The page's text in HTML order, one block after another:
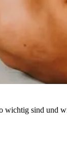
wichtig sind und